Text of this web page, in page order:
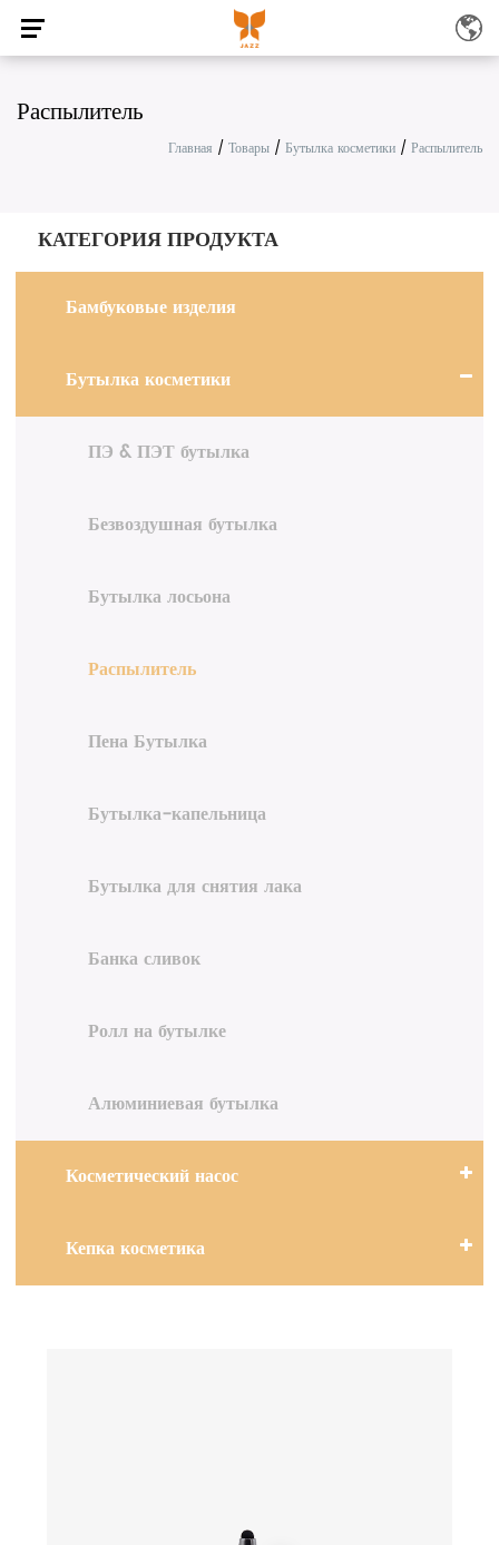
Распылитель
Главная / Товары / Бутылка косметики / Распылитель
КАТЕГОРИЯ ПРОДУКТА
Бамбуковые изделия
Бутылка косметики
ПЭ & ПЭТ бутылка
Безвоздушная бутылка
Бутылка лосьона
Распылитель
Пена Бутылка
Бутылка-капельница
Бутылка для снятия лака
Банка сливок
Ролл на бутылке
Алюминиевая бутылка
Косметический насос
Кепка косметика